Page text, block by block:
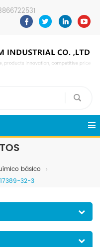
básico
32-3